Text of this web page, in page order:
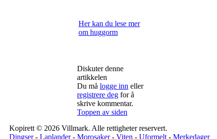
Her kan du lese mer
om huggorm
Diskuter denne
artikkelen
Du må logge inn eller
registrere deg for å
skrive kommentar.
Toppen av siden
Kopirett © 2026 Villmark. Alle rettigheter reservert.
Dingser- Laplander- Morosaker- Viten - Uformelt- Merkedager